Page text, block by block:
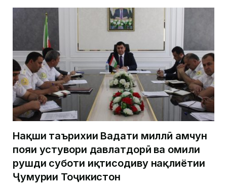
Нақши таърихии Ваҳдати миллӣ ҳамчун
пояи устувори давлатдорӣ ва омили
рушди суботи иқтисодиву нақлиётии
Ҷумҳурии Тоҷикистон